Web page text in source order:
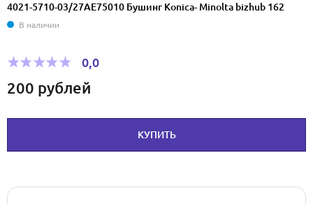
4021-5710-03/27AE75010 Бушинг Konica- Minolta bizhub 162
В наличии
0,0
200 рублей
КУПИТЬ